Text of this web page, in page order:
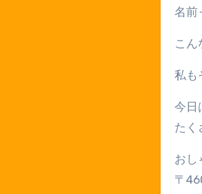
名前
こん
私も
今日
たく
おし
〒